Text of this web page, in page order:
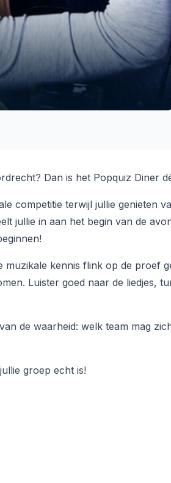
Dan is het Popquiz Diner
competitie terwijl jullie genieten
jullie in aan het begin van de
kennis flink op de proef
Luister goed naar de liedjes,
de waarheid: welk team mag
groep echt is!